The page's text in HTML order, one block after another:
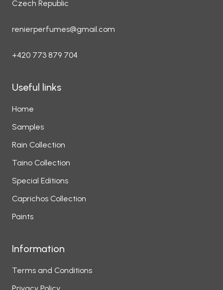
Czech Republic
renierperfumes@gmail.com
+420 773 879 704
Useful links
Home
Samples
Rain Collection
Taino Collection
Special Editions
Caprichos Collection
Paints
Information
Terms and Conditions